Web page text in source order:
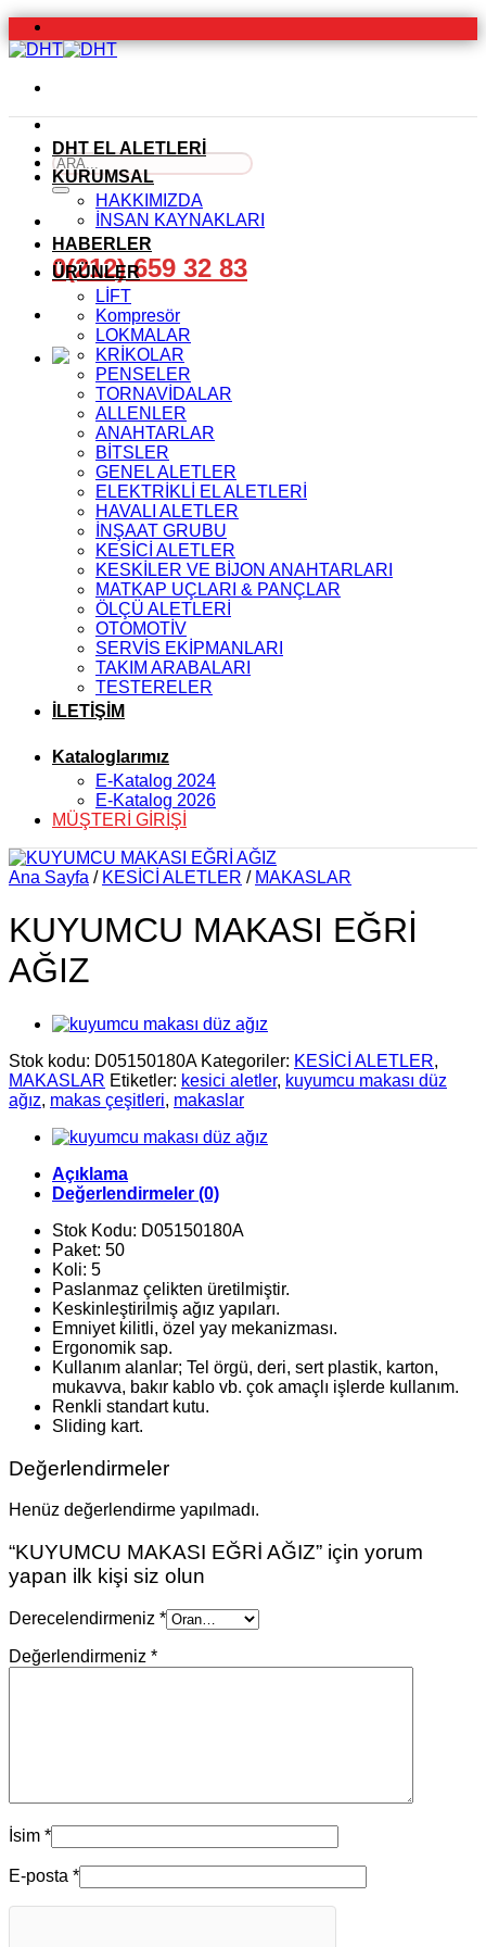
İçeriğe
atla
Ara:
0(212) 659 32 83
DHT EL ALETLERİ
KURUMSAL
HAKKIMIZDA
İNSAN KAYNAKLARI
HABERLER
ÜRÜNLER
LİFT
Kompresör
LOKMALAR
KRİKOLAR
PENSELER
TORNAVİDALAR
ALLENLER
ANAHTARLAR
BİTSLER
GENEL ALETLER
ELEKTRİKLİ EL ALETLERİ
HAVALI ALETLER
İNŞAAT GRUBU
KESİCİ ALETLER
KESKİLER VE BİJON ANAHTARLARI
MATKAP UÇLARI & PANÇLAR
ÖLÇÜ ALETLERİ
OTOMOTİV
SERVİS EKİPMANLARI
TAKIM ARABALARI
TESTERELER
İLETİŞİM
Kataloglarımız
E-Katalog 2024
E-Katalog 2026
MÜŞTERİ GİRİŞİ
Ana Sayfa / KESİCİ ALETLER / MAKASLAR
KUYUMCU MAKASI EĞRİ
AĞIZ
Stok kodu: D05150180A Kategoriler: KESİCİ ALETLER,
MAKASLAR Etiketler: kesici aletler, kuyumcu makası düz
ağız, makas çeşitleri, makaslar
Açıklama
Değerlendirmeler (0)
Stok Kodu: D05150180A
Paket: 50
Koli: 5
Paslanmaz çelikten üretilmiştir.
Keskinleştirilmiş ağız yapıları.
Emniyet kilitli, özel yay mekanizması.
Ergonomik sap.
Kullanım alanlar; Tel örgü, deri, sert plastik, karton,
mukavva, bakır kablo vb. çok amaçlı işlerde kullanım.
Renkli standart kutu.
Sliding kart.
Değerlendirmeler
Henüz değerlendirme yapılmadı.
“KUYUMCU MAKASI EĞRİ AĞIZ” için yorum
yapan ilk kişi siz olun
Derecelendirmeniz *
Değerlendirmeniz *
İsim *
E-posta *